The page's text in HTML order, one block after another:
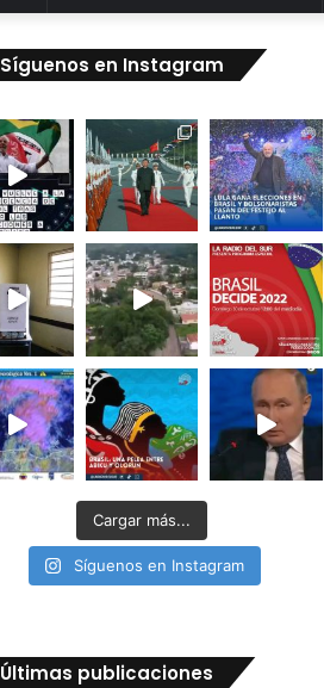
Síguenos en Instagram
Cargar más...
Síguenos en Instagram
Últimas publicaciones